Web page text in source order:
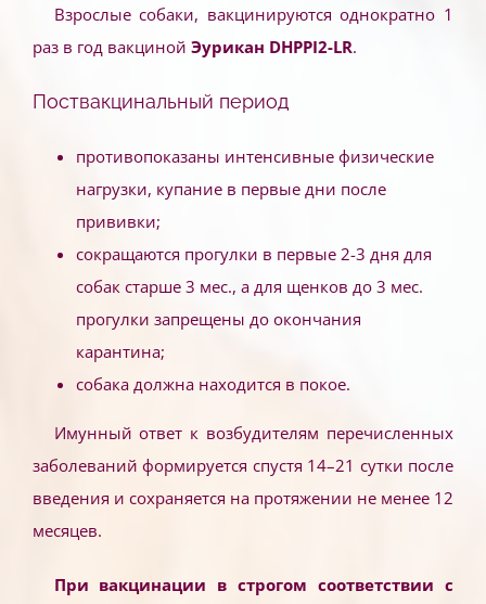
Взрослые собаки, вакцинируются однократно 1
раз в год вакциной Эурикан DHPPI2-LR.
Поствакцинальный период
противопоказаны интенсивные физические
нагрузки, купание в первые дни после
прививки;
сокращаются прогулки в первые 2-3 дня для
собак старше 3 мес., а для щенков до 3 мес.
прогулки запрещены до окончания
карантина;
собака должна находится в покое.
Имунный ответ к возбудителям перечисленных
заболеваний формируется спустя 14–21 сутки после
введения и сохраняется на протяжении не менее 12
месяцев.
При вакцинации в строгом соответствии с